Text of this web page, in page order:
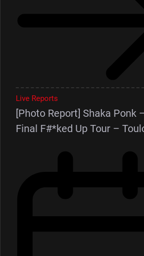
Live Reports
[Photo Report] Shaka Ponk
Final F#*ked Up Tour –